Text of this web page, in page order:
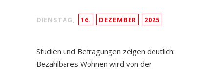
DIENSTAG, 16. DEZEMBER 2025
Studien und Befragungen zeigen deutlich:
Bezahlbares Wohnen wird von der